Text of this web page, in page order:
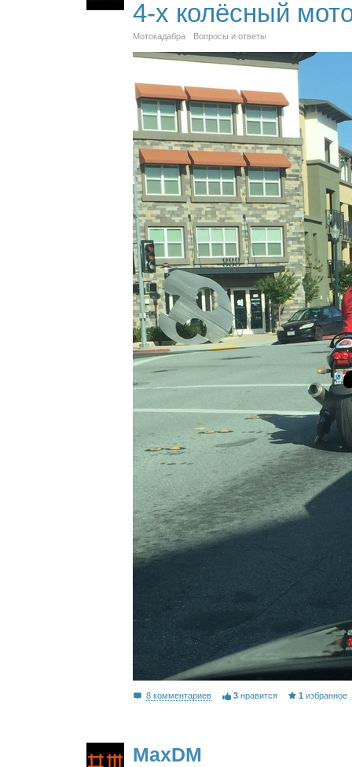
4-х колёсный
Мотокадабра Вопросы и ответы
8 комментариев 3 нравится 1 избранное
MaxDM